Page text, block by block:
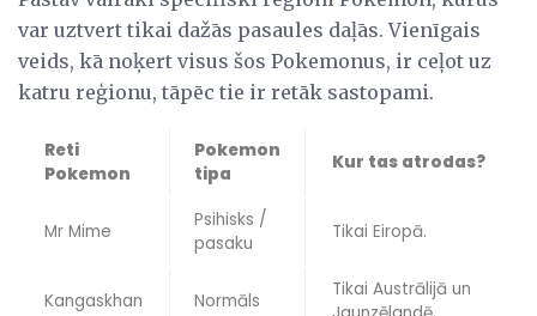
var uztvert tikai dažās pasaules daļās. Vienīgais
veids, kā noķert visus šos Pokemonus, ir ceļot uz
katru reģionu, tāpēc tie ir retāk sastopami.
Reti
Pokemon
Pokemon
tipa
Kur tas atrodas?
Mr Mime
Psihisks /
pasaku
Tikai Eiropā.
Kangaskhan Normāls
Tikai Austrālijā un